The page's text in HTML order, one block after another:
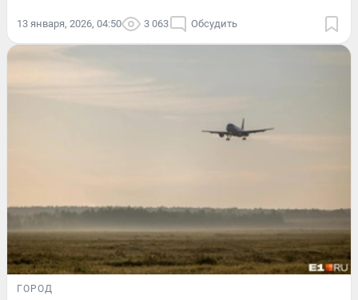
13 января, 2026, 04:50 3 063 Обсудить
ГОРОД